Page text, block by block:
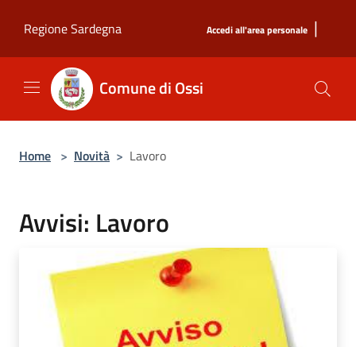
Regione Sardegna
Accedi all'area personale |
Comune di Ossi
Home > Novità > Lavoro
Avvisi: Lavoro